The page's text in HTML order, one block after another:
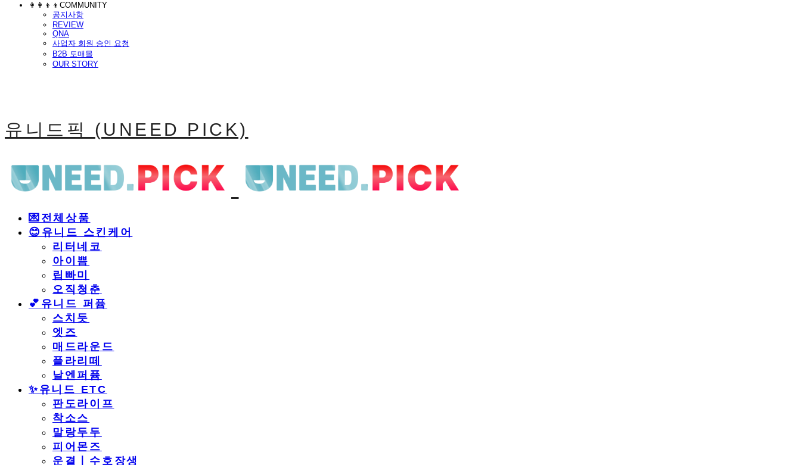
👩‍👩‍👦‍👦COMMUNITY
공지사항
REVIEW
QNA
사업자 회원 승인 요청
B2B 도매몰
OUR STORY
유니드픽 (UNEED PICK)
💌전체상품
😊유니드 스킨케어
리터네코
아이쁨
립빠미
오직청춘
💕유니드 퍼퓸
스치듯
엣즈
매드라운드
플라리떼
날엔퍼퓸
​✨유니드 ETC
판도라이프
착소스
말랑두두
피어몬즈
운결ㅣ수호장생